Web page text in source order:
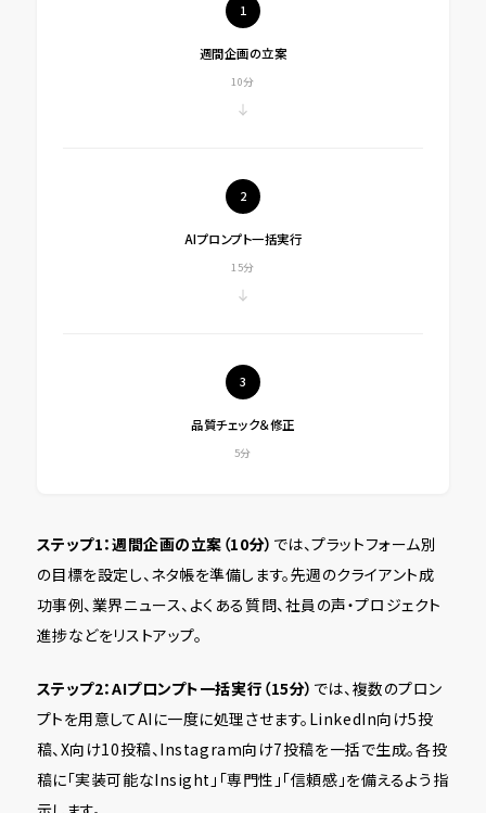
1
週間企画の立案
10分
2
AIプロンプト一括実行
15分
3
品質チェック＆修正
5分
ステップ1：週間企画の立案（10分） では、プラットフォーム別
の目標を設定し、ネタ帳を準備します。先週のクライアント成
功事例、業界ニュース、よくある質問、社員の声・プロジェクト
進捗などをリストアップ。
ステップ2：AIプロンプト一括実行（15分） では、複数のプロン
プトを用意してAIに一度に処理させます。LinkedIn向け5投
稿、X向け10投稿、Instagram向け7投稿を一括で生成。各投
稿に「実装可能なInsight」「専門性」「信頼感」を備えるよう指